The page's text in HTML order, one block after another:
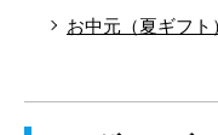
お中元（夏ギフ